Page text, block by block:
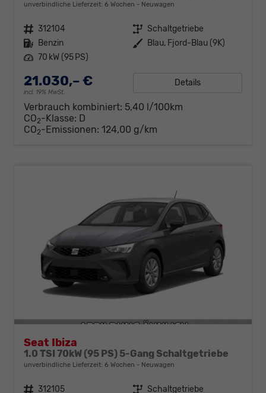
unverbindliche Lieferzeit: 6 Wochen Neuwagen
Fahrzeugnr. 312104 Getriebe Schaltgetriebe
Kraftstoff Benzin Außenfarbe Blau, Fjord-Blau (9K)
Leistung 70 kW (95 PS)
21.030,– €
incl. 19% MwSt.
Details
Verbrauch kombiniert: 5,40 l/100km
CO2-Klasse: D
CO2-Emissionen: 124,00 g/km
Seat Ibiza
1.0 TSI 70kW (95 PS) 5-Gang Schaltgetriebe
unverbindliche Lieferzeit: 6 Wochen Neuwagen
Fahrzeugnr. 312105 Getriebe Schaltgetriebe